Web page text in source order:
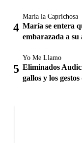
María la Caprichosa
María se entera
embarazada a su
Yo Me Llamo
Eliminados
gallos y los